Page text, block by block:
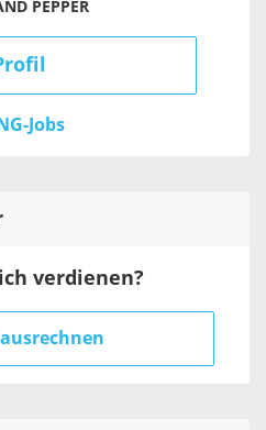
PEPPER
Jobs
verdienen?